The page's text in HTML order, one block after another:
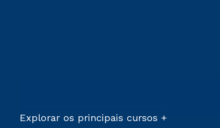
Explorar os principais cursos +